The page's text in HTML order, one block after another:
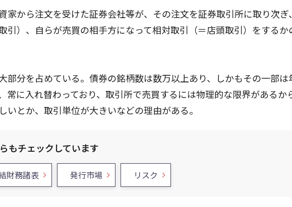
家から注文を受けた証券会社等が、その注文を証券取引所に取り次
引）、自らが売買の相手方になって相対取引（＝店頭取引）をする
部分を占めている。債券の銘柄数は数万以上あり、しかもその一部は
常に入れ替わっており、取引所で売買するには物理的な限界があるか
いとか、取引単位が大きいなどの理由がある。
もチェックしています
財務諸表 発行市場 リスク